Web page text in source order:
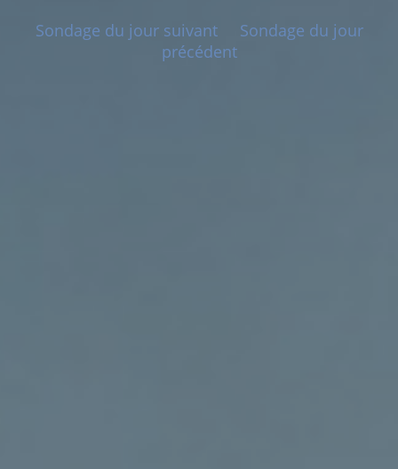
Sondage du jour suivant
Sondage du jour
précédent